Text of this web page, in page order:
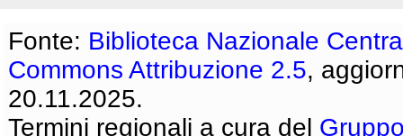
Fonte: Biblioteca Nazionale
Commons Attribuzione 2.5,
20.11.2025.
Termini regionali a cura del